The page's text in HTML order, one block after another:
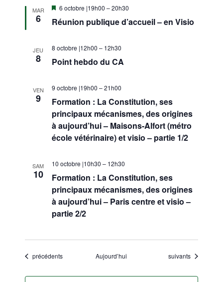
MAR
6 Réunion publique d’accueil – en Visio
Mis
avant
6 octobre |19h00 –20h30
JEU
8 Point hebdo du CA
8 octobre |12h00 – 12h30
VEN
9
Formation : La Constitution, ses
principaux mécanismes, des origines
à aujourd’hui – Maisons-Alfort (métro
école vétérinaire) et visio – partie 1/2
9 octobre |19h00 –21h00
SAM
10
Formation : La Constitution, ses
principaux mécanismes, des origines
à aujourd’hui – Paris centre et visio –
partie 2/2
10 octobre |10h30 – 12h30
Évènements
précédents Aujourd’hui Évènements
suivants